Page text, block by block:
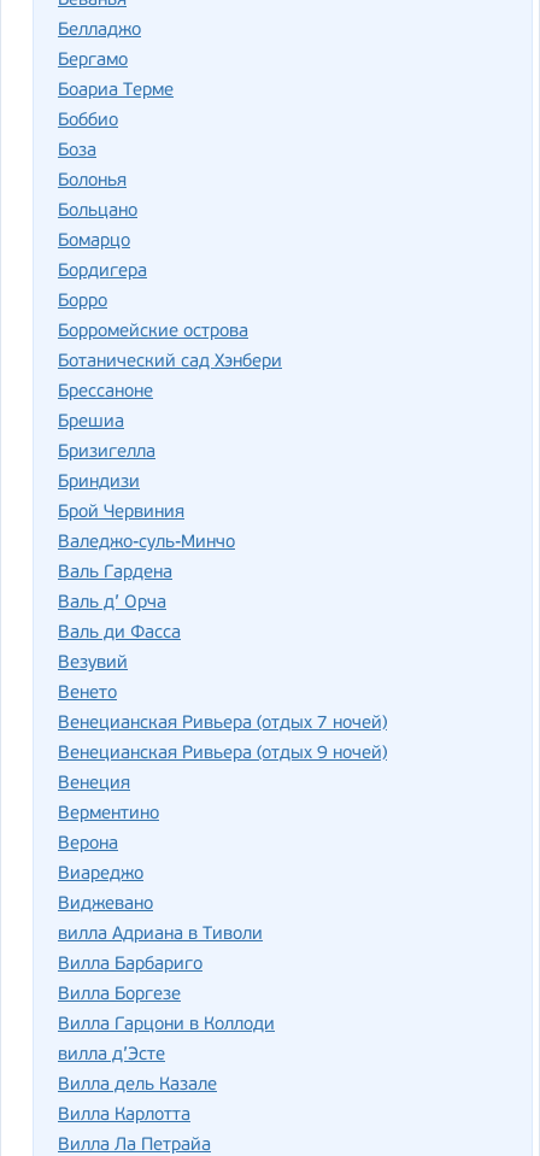
Белладжо
Бергамо
Боариа Терме
Боббио
Боза
Болонья
Больцано
Бомарцо
Бордигера
Борро
Борромейские острова
Ботанический сад Хэнбери
Брессаноне
Брешиа
Бризигелла
Бриндизи
Брой Червиния
Валеджо-суль-Минчо
Валь Гардена
Валь д’ Орча
Валь ди Фасса
Везувий
Венето
Венецианская Ривьера (отдых 7 ночей)
Венецианская Ривьера (отдых 9 ночей)
Венеция
Верментино
Верона
Виареджо
Виджевано
вилла Адриана в Тиволи
Вилла Барбариго
Вилла Боргезе
Вилла Гарцони в Коллоди
вилла д’Эсте
Вилла дель Казале
Вилла Карлотта
Вилла Ла Петрайа